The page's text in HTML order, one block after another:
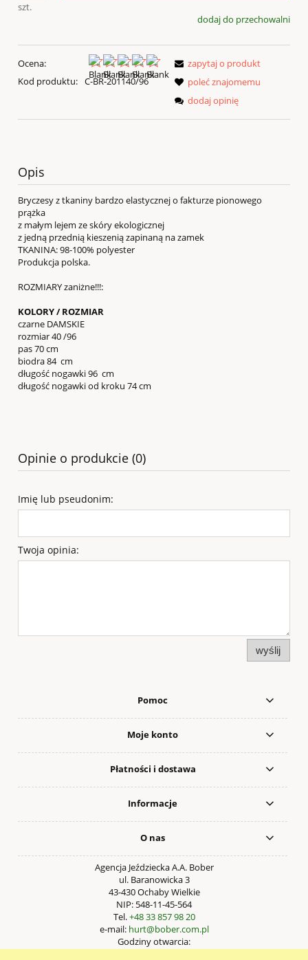
szt.
dodaj do przechowalni
Ocena:
Kod produktu: C-BR-201140/96
zapytaj o produkt
poleć znajomemu
dodaj opinię
Opis
Bryczesy z tkaniny bardzo elastycznej o fakturze pionowego
prążka
z małym lejem ze skóry ekologicznej
z jedną przednią kieszenią zapinaną na zamek
TKANINA:98-100% polyester
Produkcja polska.
ROZMIARY zaniżne!!!:
KOLORY / ROZMIAR
czarne DAMSKIE
rozmiar 40 /96
pas 70 cm
biodra 84 cm
długość nogawki 96 cm
długość nogawki od kroku 74 cm
Opinie o produkcie (0)
Imię lub pseudonim:
Twoja opinia:
wyślij
Pomoc
Moje konto
Płatności i dostawa
Informacje
O nas
Agencja Jeździecka A.A. Bober
ul. Baranowicka 3
43-430 Ochaby Wielkie
NIP: 548-11-45-564
Tel.+48 33 857 98 20
e-mail: hurt@bober.com.pl
Godziny otwarcia: